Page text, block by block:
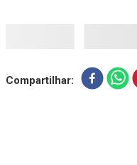
Compartilhar